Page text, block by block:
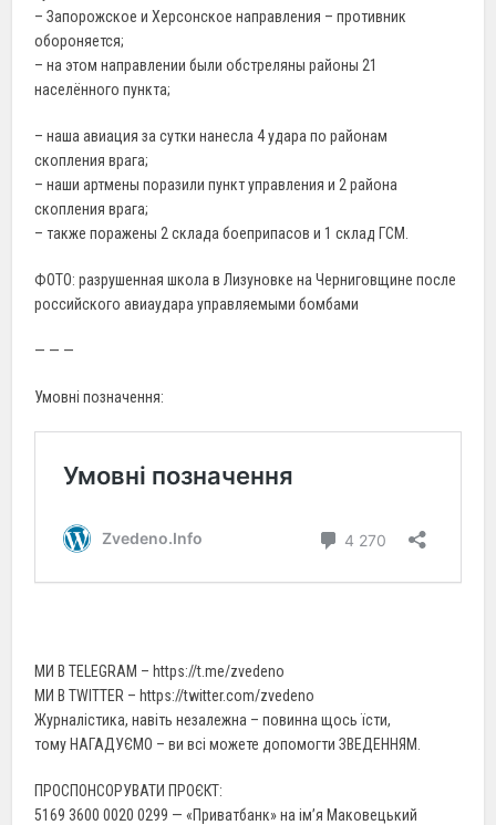
– Запорожское и Херсонское направления – противник
обороняется;
– на этом направлении были обстреляны районы 21
населённого пункта;
– наша авиация за сутки нанесла 4 удара по районам
скопления врага;
– наши артмены поразили пункт управления и 2 района
скопления врага;
– также поражены 2 склада боеприпасов и 1 склад ГСМ.
ФОТО: разрушенная школа в Лизуновке на Черниговщине после
российского авиаудара управляемыми бомбами
— — —
Умовні позначення:
МИ В TELEGRAM – https://t.me/zvedeno
МИ В TWITTER – https://twitter.com/zvedeno
Журналістика, навіть незалежна – повинна щось їсти,
тому НАГАДУЄМО – ви всі можете допомогти ЗВЕДЕННЯМ.
ПРОСПОНСОРУВАТИ ПРОЄКТ:
5169 3600 0020 0299 — «Приватбанк» на ім’я Маковецький